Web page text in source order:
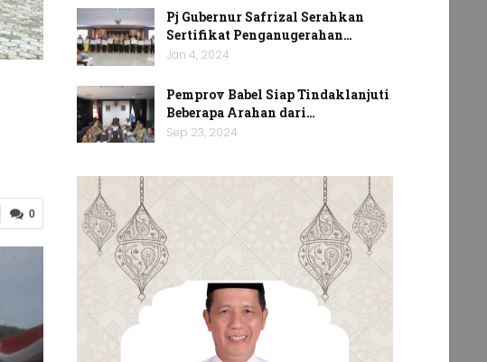
0
Pj Gubernur Safrizal Serahkan
Sertifikat Penganugerahan…
Jan 4, 2024
Pemprov Babel Siap Tindaklanjuti
Beberapa Arahan dari…
Sep 23, 2024